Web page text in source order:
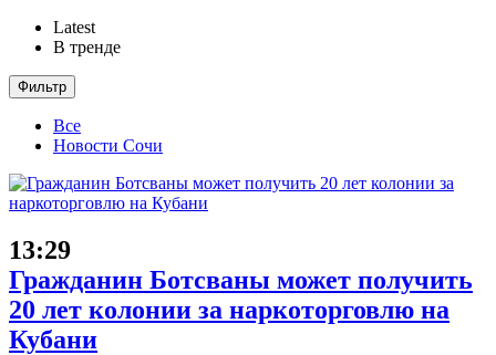
Latest
В тренде
Фильтр
Все
Новости Сочи
13:29
Гражданин Ботсваны может получить
20 лет колонии за наркоторговлю на
Кубани